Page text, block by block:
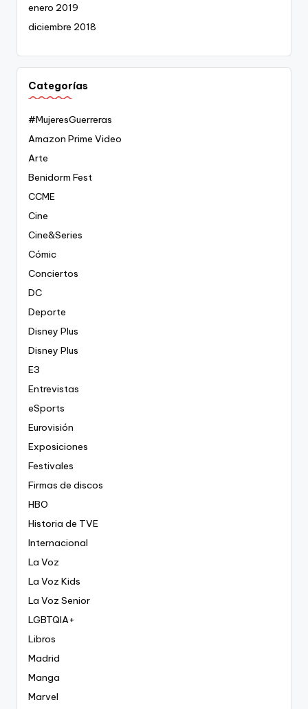
enero 2019
diciembre 2018
Categorías
#MujeresGuerreras
Amazon Prime Video
Arte
Benidorm Fest
CCME
Cine
Cine&Series
Cómic
Conciertos
DC
Deporte
Disney Plus
Disney Plus
E3
Entrevistas
eSports
Eurovisión
Exposiciones
Festivales
Firmas de discos
HBO
Historia de TVE
Internacional
La Voz
La Voz Kids
La Voz Senior
LGBTQIA+
Libros
Madrid
Manga
Marvel